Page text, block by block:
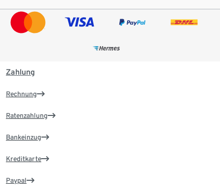
Zahlung
Rechnung
Ratenzahlung
Bankeinzug
Kreditkarte
Paypal